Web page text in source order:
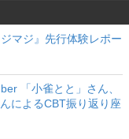
マジ』先行体験レポー
「小雀とと」さん、
によるCBT振り返り座